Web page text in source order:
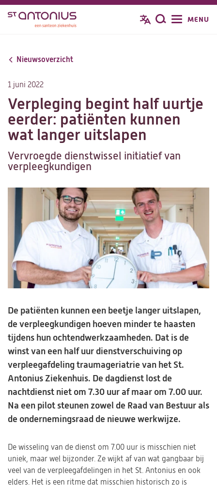
Overslaan
inhoud
Zoeken
MENU
Nieuwsoverzicht
1 juni 2022
Verpleging begint half uurtje
eerder: patiënten kunnen
wat langer uitslapen
Vervroegde dienstwissel initiatief van
verpleegkundigen
De patiënten kunnen een beetje langer uitslapen,
de verpleegkundigen hoeven minder te haasten
tijdens hun ochtendwerkzaamheden. Dat is de
winst van een half uur dienstverschuiving op
verpleegafdeling traumageriatrie van het St.
Antonius Ziekenhuis. De dagdienst lost de
nachtdienst niet om 7.30 uur af maar om 7.00 uur.
Na een pilot steunen zowel de Raad van Bestuur als
de ondernemingsraad de nieuwe werkwijze.
De wisseling van de dienst om 7.00 uur is misschien niet
uniek, maar wel bijzonder. Ze wijkt af van wat gangbaar bij
veel van de verpleegafdelingen in het St. Antonius en ook
elders. Het is een ritme dat misschien historisch zo is